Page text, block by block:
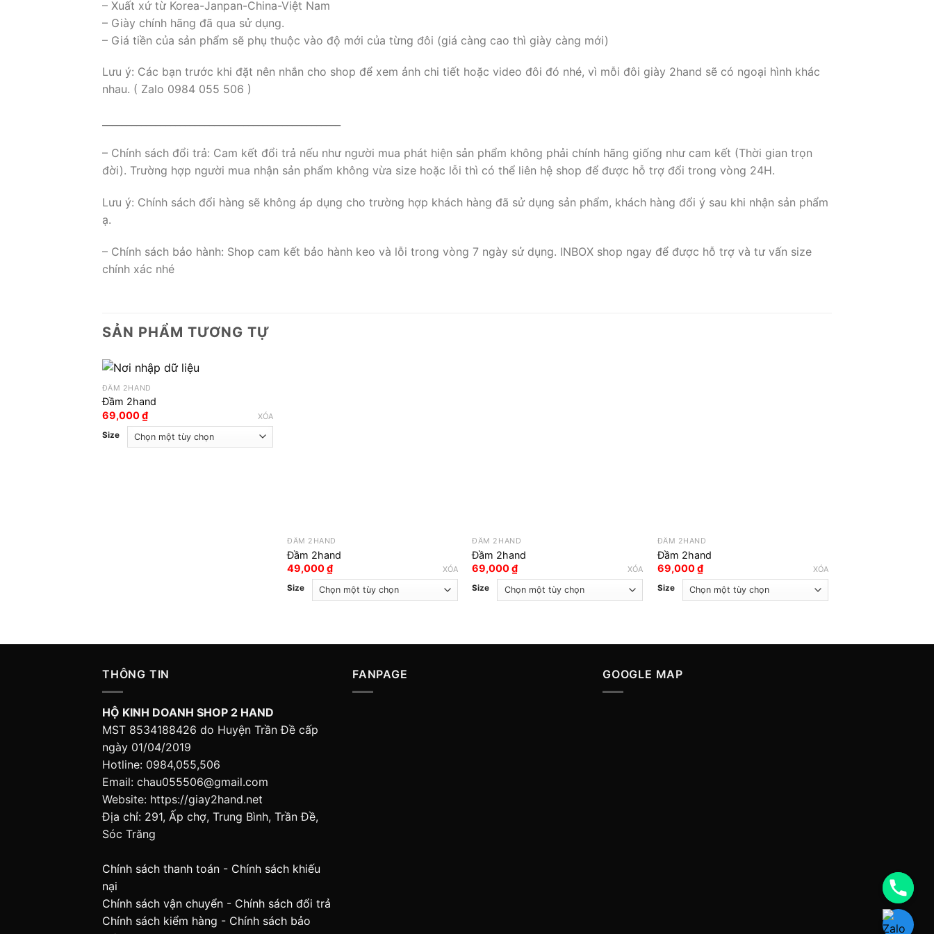
– Xuất xứ từ Korea-Janpan-China-Việt Nam
– Giày chính hãng đã qua sử dụng.
– Giá tiền của sản phẩm sẽ phụ thuộc vào độ mới của từng đôi (giá càng cao thì giày càng mới)
Lưu ý: Các bạn trước khi đặt nên nhắn cho shop để xem ảnh chi tiết hoặc video đôi đó nhé, vì mỗi đôi giày 2hand sẽ có ngoại hình khác
nhau. ( Zalo 0984 055 506 )
– Chính sách đổi trả: Cam kết đổi trả nếu như người mua phát hiện sản phẩm không phải chính hãng giống như cam kết (Thời gian trọn
đời). Trường hợp người mua nhận sản phẩm không vừa size hoặc lỗi thì có thể liên hệ shop để được hỗ trợ đổi trong vòng 24H.
Lưu ý: Chính sách đổi hàng sẽ không áp dụng cho trường hợp khách hàng đã sử dụng sản phẩm, khách hàng đổi ý sau khi nhận sản phẩm
ạ.
– Chính sách bảo hành: Shop cam kết bảo hành keo và lỗi trong vòng 7 ngày sử dụng. INBOX shop ngay để được hỗ trợ và tư vấn size
chính xác nhé
SẢN PHẨM TƯƠNG TỰ
ĐẦM 2HAND
Đầm 2hand
69,000₫
Size
XÓA
ĐẦM 2HAND
Đầm 2hand
49,000₫
Size
XÓA
ĐẦM 2HAND
Đầm 2hand
69,000₫
Size
XÓA
ĐẦM 2HAND
Đầm 2hand
69,000₫
Size
XÓA
THÔNG TIN
HỘ KINH DOANH SHOP 2 HAND
MST 8534188426 do Huyện Trần Đề cấp
ngày 01/04/2019
Hotline: 0984,055,506
Email: chau055506@gmail.com
Website: https://giay2hand.net
Địa chỉ: 291, Ấp chợ, Trung Bình, Trần Đề,
Sóc Trăng
Chính sách thanh toán - Chính sách khiếu
nại
Chính sách vận chuyển - Chính sách đổi trả
Chính sách kiểm hàng - Chính sách bảo
FANPAGE GOOGLE MAP